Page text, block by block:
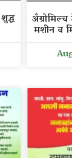
मशीन व